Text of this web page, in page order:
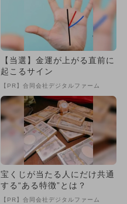
【当選】金運が上がる直前に
起こるサイン
【PR】合同会社デジタルファーム
宝くじが当たる人にだけ共通
する“ある特徴”とは？
【PR】合同会社デジタルファーム